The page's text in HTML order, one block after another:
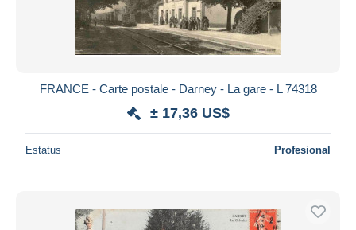
FRANCE - Carte postale - Darney - La gare - L 74318
± 17,36 US$
Estatus Profesional